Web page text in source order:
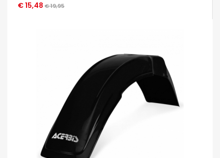
€ 15,48 € 19,95
OCCHIATA VELOCE